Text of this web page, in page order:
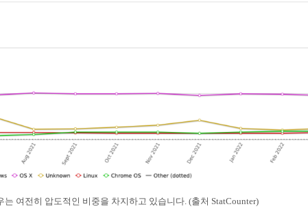
여전히 압도적인 비중을 차지하고 있습니다. (출처 StatCounter)